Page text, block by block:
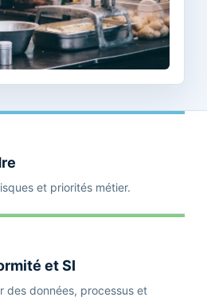
et priorités métier.
et SI
des données, processus et